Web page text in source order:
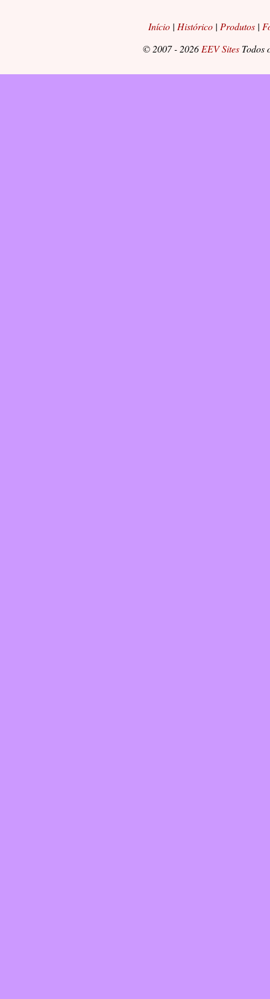
Início | Histórico | Produtos |
© 2007 - 2026EEV Sites Todos